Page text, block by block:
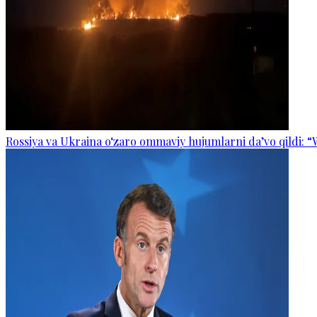
Rossiya va Ukraina o‘zaro ommaviy hujumlarni da’vo qildi: